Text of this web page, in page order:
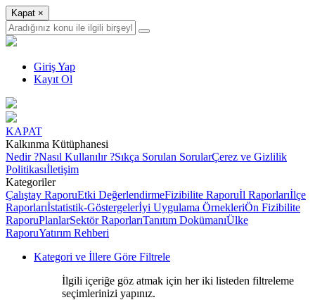
Kapat ×
Giriş Yap
Kayıt Ol
KAPAT
Kalkınma Kütüphanesi
Nedir ?Nasıl Kullanılır ?Sıkça Sorulan SorularÇerez ve Gizlilik
Politikasıİletişim
Kategoriler
Çalıştay RaporuEtki DeğerlendirmeFizibilite Raporuİl Raporlarıİlçe
Raporlarıİstatistik-Göstergelerİyi Uygulama ÖrnekleriÖn Fizibilite
RaporuPlanlarSektör RaporlarıTanıtım DokümanıÜlke
RaporuYatırım Rehberi
Kategori ve İllere Göre Filtrele
İlgili içeriğe göz atmak için her iki listeden filtreleme
seçimlerinizi yapınız.